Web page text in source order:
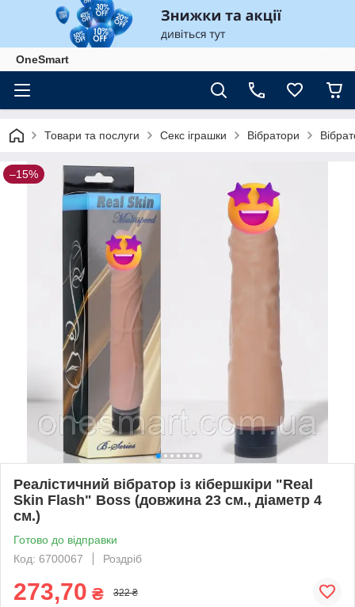
OneSmart
Товари та послуги Секс іграшки Вібратори
–15%
Реалістичний вібратор із кібершкіри "Real
Skin Flash" Boss (довжина 23 см., діаметр 4
см.)
Готово до відправки
Код: 6700067
Роздріб
273,70 ₴ 322 ₴